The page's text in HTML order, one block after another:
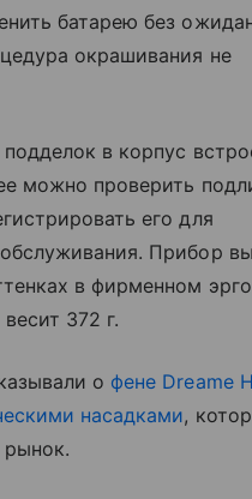
батарею без
окрашивания не
в корпус
можно проверить
его для
Прибор
в фирменном
372 г.
о фене Dreame
насадками,
рынок.